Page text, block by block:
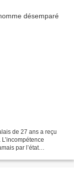
de 27 ans a reçu
par l’état